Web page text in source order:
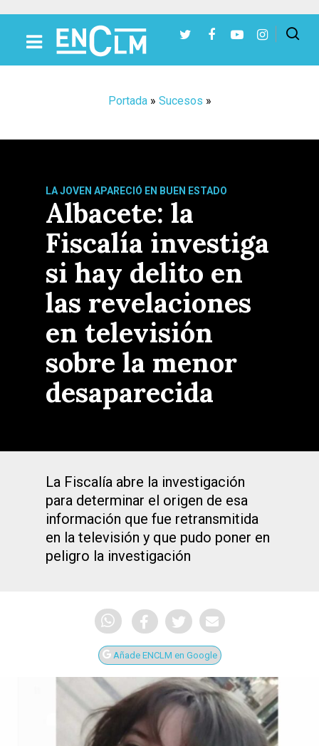
Portada» Sucesos »
LA JOVEN APARECIÓ EN BUEN ESTADO
Albacete: la
Fiscalía investiga
si hay delito en
las revelaciones
en televisión
sobre la menor
desaparecida
La Fiscalía abre la investigación
para determinar el origen de esa
información que fue retransmitida
en la televisión y que pudo poner en
peligro la investigación
Añade ENCLM en Google